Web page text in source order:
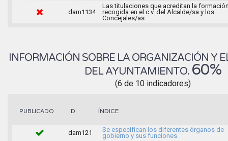
dam1134
Las titulaciones que acreditan la
recogida en el c.v. del Alcalde/sa y los
Concejales/as.
INFORMACIÓN SOBRE LA ORGANIZACIÓN Y
DEL AYUNTAMIENTO. 60%
(6 de 10 indicadores)
PUBLICADO ID ÍNDICE
dam121
Se especifican los diferentes órganos de
gobierno y sus funciones.